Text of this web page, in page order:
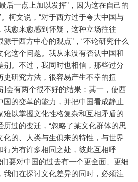
后一点上加以发挥”，因为这在自己的
柯文说，“对于西方过于夸大中国与
我愈来愈感到怀疑，这种立场往往
源于西方中心的观点”，“不论研究什么
化这个问题。我从来没有否认中国和
别。不过，我同时也相信，那些过分
研究方法，很容易产生不幸的扭
会有两个很不好的结果：其一，使西
的变革的能力，并把中国看成静止
难以掌握文化性格复杂和互相矛盾的
过的变迁，“忽略了某文化群体的思
化的、人类与生俱来的特性，与世界
行为有许多相同之处，彼此互相呼
要对中国的过去有一个更全面、更细
我们在探讨文化差异的同时，必须注